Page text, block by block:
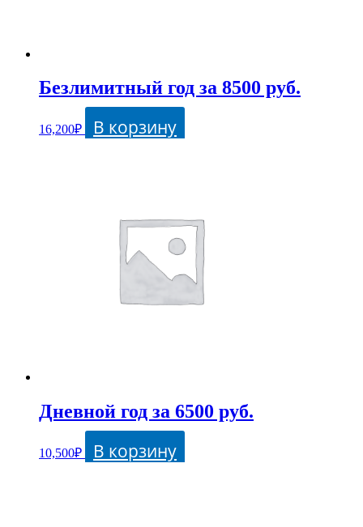
Безлимитный год за 8500 руб.
16,200₽ В корзину
Дневной год за 6500 руб.
10,500₽ В корзину